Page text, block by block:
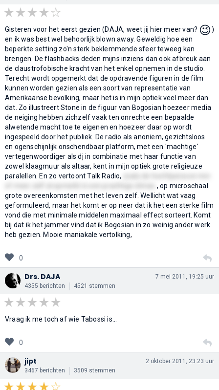
Gisteren voor het eerst gezien (DAJA, weet jij hier meer van? 😉)
en ik was best wel behoorlijk blown away. Geweldig hoe een
beperkte setting zo'n sterk beklemmende sfeer teweeg kan
brengen. De flashbacks deden mijns inziens dan ook afbreuk aan
de claustrofobische kracht van het enkel opnemen in de studio.
Terecht wordt opgemerkt dat de opdravende figuren in de film
kunnen worden gezien als een soort van representatie van
Amerikaanse bevolking, maar het is in mijn optiek veel meer dan
dat. Zo illustreert Stone in de figuur van Bogosian hoezeer media
de neiging hebben zichzelf vaak ten onrechte een bepaalde
alwetende macht toe te eigenen en hoezeer daar op wordt
ingespeeld door het publiek. De radio als anoniem, gezichtsloos
en ogenschijnlijk onschendbaar platform, met een 'machtige'
vertegenwoordiger als dj in combinatie met haar functie van
zowel klaagmuur als altaar, kent in mijn optiek grote religieuze
paralellen. En zo vertoont Talk Radio,
, op microschaal
grote overeenkomsten met het leven zelf. Wellicht wat vaag
geformuleerd, maar het komt er op neer dat ik het een sterke film
vond die met minimale middelen maximaal effect sorteert. Komt
bij dat ik het jammer vind dat ik Bogosian in zo weinig ander werk
heb gezien. Mooie maniakale vertolking,
0
Drs. DAJA
4355 berichten 4521 stemmen
7 mei 2011, 19:25 uur
Vraag ik me toch af wie Tabossi is...
0
jipt
3467 berichten 3509 stemmen
2 oktober 2011, 23:23 uur